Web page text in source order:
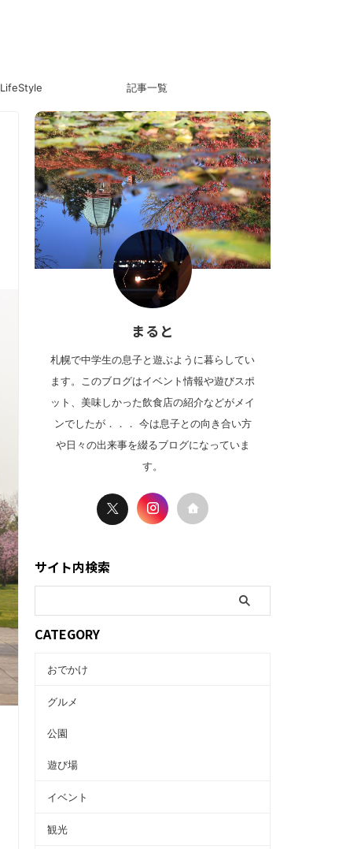
LifeStyle 記事一覧
まると
札幌で中学生の息子と遊ぶように暮らしてい
ます。このブログはイベント情報や遊びスポ
ット、美味しかった飲食店の紹介などがメイ
ンでしたが．．． 今は息子との向き合い方
や日々の出来事を綴るブログになっていま
す。
サイト内検索
CATEGORY
おでかけ
グルメ
公園
遊び場
イベント
観光